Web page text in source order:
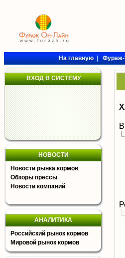
На главную|Фураж-
ВХОД В СИСТЕМУ
НОВОСТИ
Новости рынка кормов
Обзоры прессы
Новости компаний
АНАЛИТИКА
Российский рынок кормов
Мировой рынок кормов